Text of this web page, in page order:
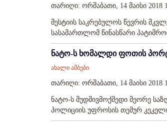
თარიღი: ორშაბათი, 14 მაისი 2018
მესტიის საკრებულოს წევრის
სასამართლომ წინასწარი
ნატო-ს ხომალდი ფოთის
ახალი ამბები
თარიღი: ორშაბათი, 14 მაისი 2018
ნატო-ს მუდმივმოქმედი მეორე
პოლიციის უფროსის თემურ